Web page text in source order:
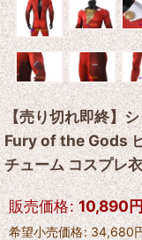
【売り切れ即終】
Fury of the Gods
チューム コスプレ
販売価格: 10,890
希望小売価格: 34,680